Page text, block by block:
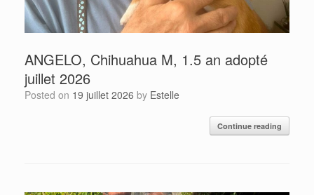
ANGELO, Chihuahua M, 1.5 an adopté
juillet 2026
Posted on 19 juillet 2026 by Estelle
Continue reading